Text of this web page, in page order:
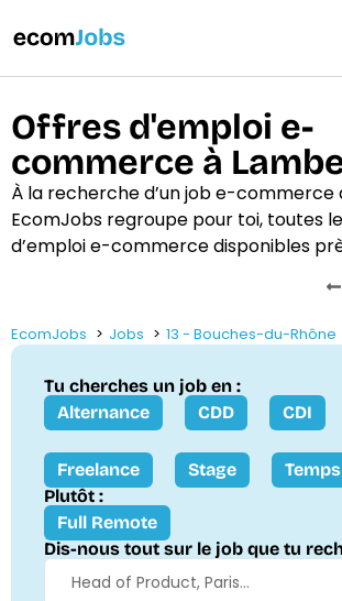
Offres d'emploi e-
commerce à
À la recherche d’un job e-commerce
EcomJobs regroupe pour toi, toutes
d’emploi e-commerce disponibles
EcomJobs Jobs 13 - Bouches-du-Rhône
Tu cherches un job en :
Alternance
CDD CDI
Freelance Stage
Plutôt :
Full Remote
Dis-nous tout sur le job que tu